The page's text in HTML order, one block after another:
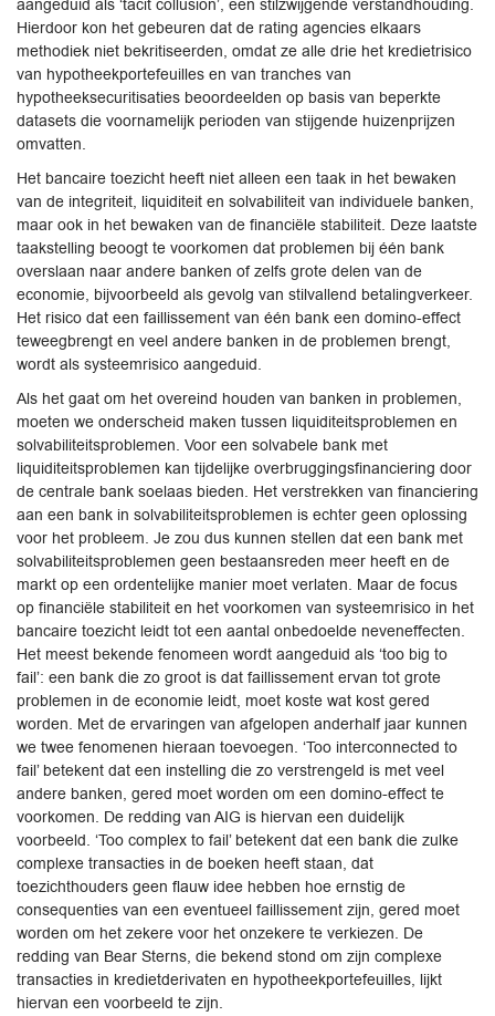
aangeduid als ‘tacit collusion’, een stilzwijgende verstandhouding.
Hierdoor kon het gebeuren dat de rating agencies elkaars
methodiek niet bekritiseerden, omdat ze alle drie het kredietrisico
van hypotheekportefeuilles en van tranches van
hypotheeksecuritisaties beoordeelden op basis van beperkte
datasets die voornamelijk perioden van stijgende huizenprijzen
omvatten.
Het bancaire toezicht heeft niet alleen een taak in het bewaken
van de integriteit, liquiditeit en solvabiliteit van individuele banken,
maar ook in het bewaken van de financiële stabiliteit. Deze laatste
taakstelling beoogt te voorkomen dat problemen bij één bank
overslaan naar andere banken of zelfs grote delen van de
economie, bijvoorbeeld als gevolg van stilvallend betalingverkeer.
Het risico dat een faillissement van één bank een domino-effect
teweegbrengt en veel andere banken in de problemen brengt,
wordt als systeemrisico aangeduid.
Als het gaat om het overeind houden van banken in problemen,
moeten we onderscheid maken tussen liquiditeitsproblemen en
solvabiliteitsproblemen. Voor een solvabele bank met
liquiditeitsproblemen kan tijdelijke overbruggingsfinanciering door
de centrale bank soelaas bieden. Het verstrekken van financiering
aan een bank in solvabiliteitsproblemen is echter geen oplossing
voor het probleem. Je zou dus kunnen stellen dat een bank met
solvabiliteitsproblemen geen bestaansreden meer heeft en de
markt op een ordentelijke manier moet verlaten. Maar de focus
op financiële stabiliteit en het voorkomen van systeemrisico in het
bancaire toezicht leidt tot een aantal onbedoelde neveneffecten.
Het meest bekende fenomeen wordt aangeduid als ‘too big to
fail’: een bank die zo groot is dat faillissement ervan tot grote
problemen in de economie leidt, moet koste wat kost gered
worden. Met de ervaringen van afgelopen anderhalf jaar kunnen
we twee fenomenen hieraan toevoegen. ‘Too interconnected to
fail’ betekent dat een instelling die zo verstrengeld is met veel
andere banken, gered moet worden om een domino-effect te
voorkomen. De redding van AIG is hiervan een duidelijk
voorbeeld. ‘Too complex to fail’ betekent dat een bank die zulke
complexe transacties in de boeken heeft staan, dat
toezichthouders geen flauw idee hebben hoe ernstig de
consequenties van een eventueel faillissement zijn, gered moet
worden om het zekere voor het onzekere te verkiezen. De
redding van Bear Sterns, die bekend stond om zijn complexe
transacties in kredietderivaten en hypotheekportefeuilles, lijkt
hiervan een voorbeeld te zijn.